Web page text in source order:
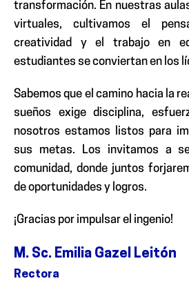
transformación. En nuestras
virtuales, cultivamos el
creatividad y el trabajo en
estudiantes se conviertan en los
Sabemos que el camino hacia la
sueños exige disciplina,
nosotros estamos listos para
sus metas. Los invitamos a
comunidad, donde juntos
de oportunidades y logros.
¡Gracias por impulsar el ingenio!
M. Sc. Emilia Gazel Leitón
Rectora